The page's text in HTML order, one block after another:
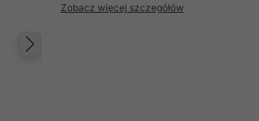
Zobacz więcej szczegółów